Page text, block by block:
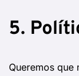
5.
Queremos que